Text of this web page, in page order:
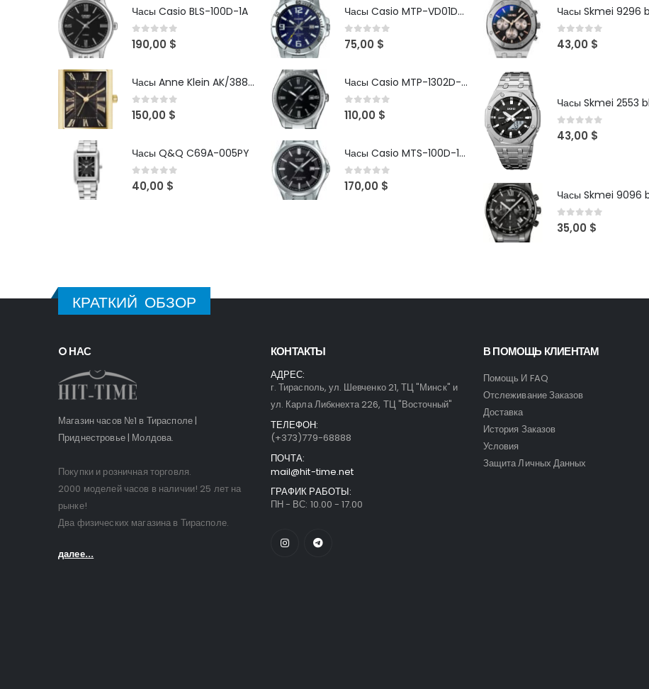
Часы Casio BLS-100D-1A
0out of 5
190,00 $
Часы Anne Klein AK/3882BKGB
0out of 5
150,00 $
Часы Q&Q C69A-005PY
0 out of 5
40,00 $
Часы Casio MTP-VD01D-2B
0out of 5
75,00 $
Часы Casio MTP-1302D-1A1VDF
0out of 5
110,00 $
Часы Casio MTS-100D-1AV
0out of 5
170,00 $
Часы Skmei 9296
0 out of 5
43,00 $
Часы Skmei 2553
0 out of 5
43,00 $
Часы Skmei 9096
0out of 5
35,00 $
КРАТКИЙ ОБЗОР
O НАС
Магазин часов №1 в Тирасполе |
Приднестровье | Молдова.
Покупки и розничная торговля.
2000 моделей часов в наличии! 25 лет на
рынке!
Два физических магазина в Тирасполе.
далее...
КОНТАКТЫ
АДРЕС:
г. Тирасполь, ул. Шевченко 21, ТЦ "Минск" и
ул. Карла Либкнехта 226, ТЦ "Восточный"
ТЕЛЕФОН:
(+373)779-68888
ПОЧТА:
mail@hit-time.net
ГРАФИК РАБОТЫ:
ПН - ВС: 10.00 - 17.00
В ПОМОЩЬ КЛИЕНТАМ
Помощь И FAQ
Отслеживание Заказов
Доставка
История Заказов
Условия
Защита Личных Данных